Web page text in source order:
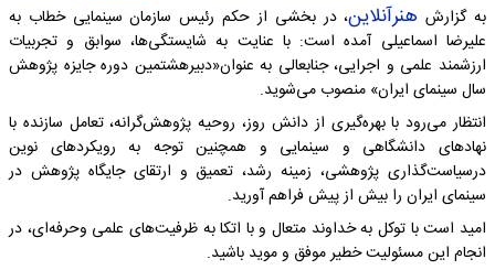
به گزارش هنرآنلاین، در بخشی از حکم رئیس سازمان سینمایی خطاب به
علیرضا اسماعیلی آمده است: با عنایت به شایستگی‌ها، سوابق و تجربیات
ارزشمند علمی و اجرایی، جنابعالی به عنوان«دبیرهشتمین دوره جایزه پژوهش
سال سینمای ایران» منصوب می‌شوید.
انتظار می‌رود با بهره‌گیری از دانش روز، روحیه پژوهش‌گرانه، تعامل‌ سازنده با
نهادهای دانشگاهی و سینمایی و همچنین توجه به رویکردهای نوین
درسیاست‌گذاری پژوهشی، زمینه‌ رشد، تعمیق و ارتقای جایگاه پژوهش در
سینمای ایران را بیش از پیش فراهم آورید.
امید است با توکل به خداوند متعال و با اتکا به ظرفیت‌های علمی وحرفه‌ای، در
انجام این مسئولیت خطیر موفق و موید باشید.